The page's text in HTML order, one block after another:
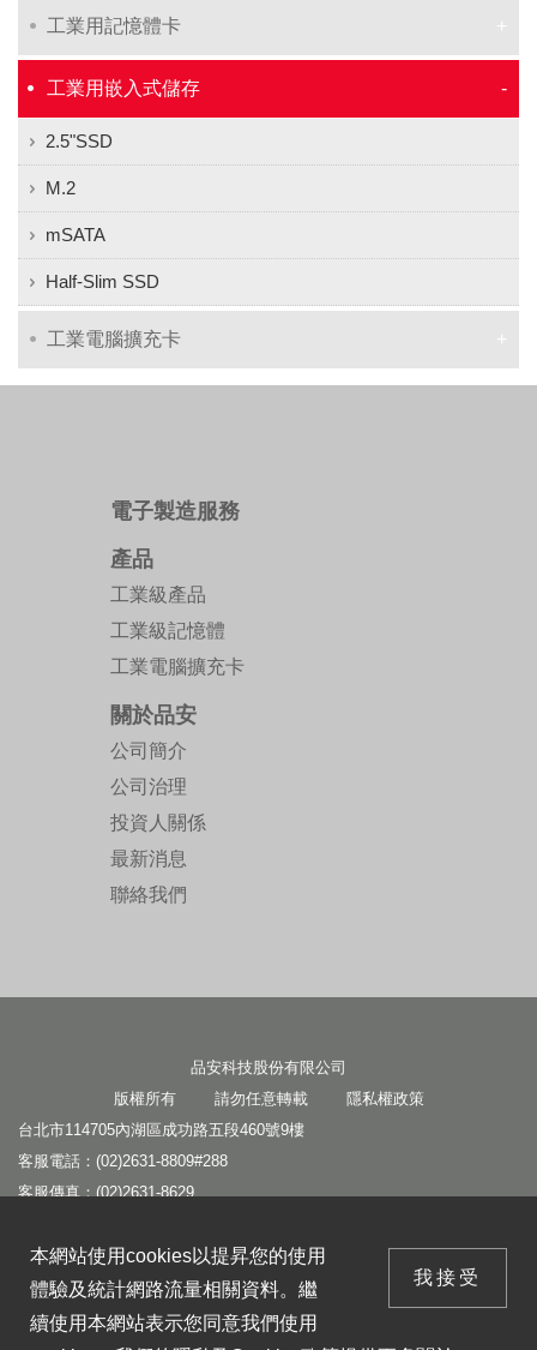
我接受
本網站使用cookies以提昇您的使用
體驗及統計網路流量相關資料。繼
續使用本網站表示您同意我們使用
工業用記憶體卡
工業用嵌入式儲存
2.5"SSD
M.2
mSATA
Half-Slim SSD
工業電腦擴充卡
電子製造服務
產品
工業級產品
工業級記憶體
工業電腦擴充卡
關於品安
公司簡介
公司治理
投資人關係
最新消息
聯絡我們
品安科技股份有限公司
版權所有 請勿任意轉載 隱私權政策
台北市114705內湖區成功路五段460號9樓
客服電話：(02)2631-8809#288
客服傳真：(02)2631-8629
業務信箱：leo@panram.com.tw
營運中心：基隆市206007七堵區工建南路2-2號
二廠：基隆市206007七堵區工建北路16號
體驗及統計網路流量相關資料。繼
續使用本網站表示您同意我們使用
cookies。我們的隱私及Cookies政策